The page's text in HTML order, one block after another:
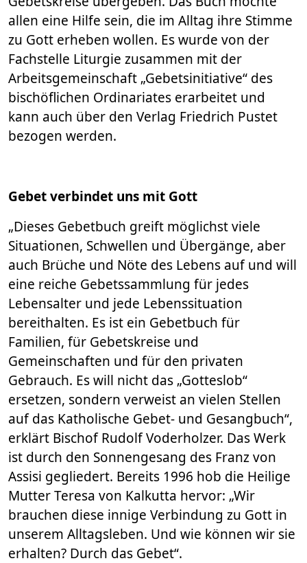
allen eine Hilfe sein, die im Alltag ihre Stimme
zu Gott erheben wollen. Es wurde von der
Fachstelle Liturgie zusammen mit der
Arbeitsgemeinschaft „Gebetsinitiative“ des
bischöflichen Ordinariates erarbeitet und
kann auch über den Verlag Friedrich Pustet
bezogen werden.
Gebet verbindet uns mit Gott
„Dieses Gebetbuch greift möglichst viele
Situationen, Schwellen und Übergänge, aber
auch Brüche und Nöte des Lebens auf und will
eine reiche Gebetssammlung für jedes
Lebensalter und jede Lebenssituation
bereithalten. Es ist ein Gebetbuch für
Familien, für Gebetskreise und
Gemeinschaften und für den privaten
Gebrauch. Es will nicht das „Gotteslob“
ersetzen, sondern verweist an vielen Stellen
auf das Katholische Gebet- und Gesangbuch“,
erklärt Bischof Rudolf Voderholzer. Das Werk
ist durch den Sonnengesang des Franz von
Assisi gegliedert. Bereits 1996 hob die Heilige
Mutter Teresa von Kalkutta hervor: „Wir
brauchen diese innige Verbindung zu Gott in
unserem Alltagsleben. Und wie können wir sie
erhalten? Durch das Gebet“.